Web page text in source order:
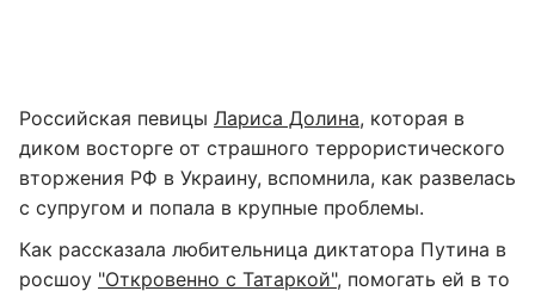
Российская певицы Лариса Долина, которая в
диком восторге от страшного террористического
вторжения РФ в Украину, вспомнила, как развелась
с супругом и попала в крупные проблемы.
Как рассказала любительница диктатора Путина в
росшоу "Откровенно с Татаркой", помогать ей в то